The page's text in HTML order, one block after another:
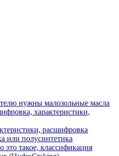
нужны малозольные масла
характеристики,
расшифровка
или полусинтетика
это такое, классификация